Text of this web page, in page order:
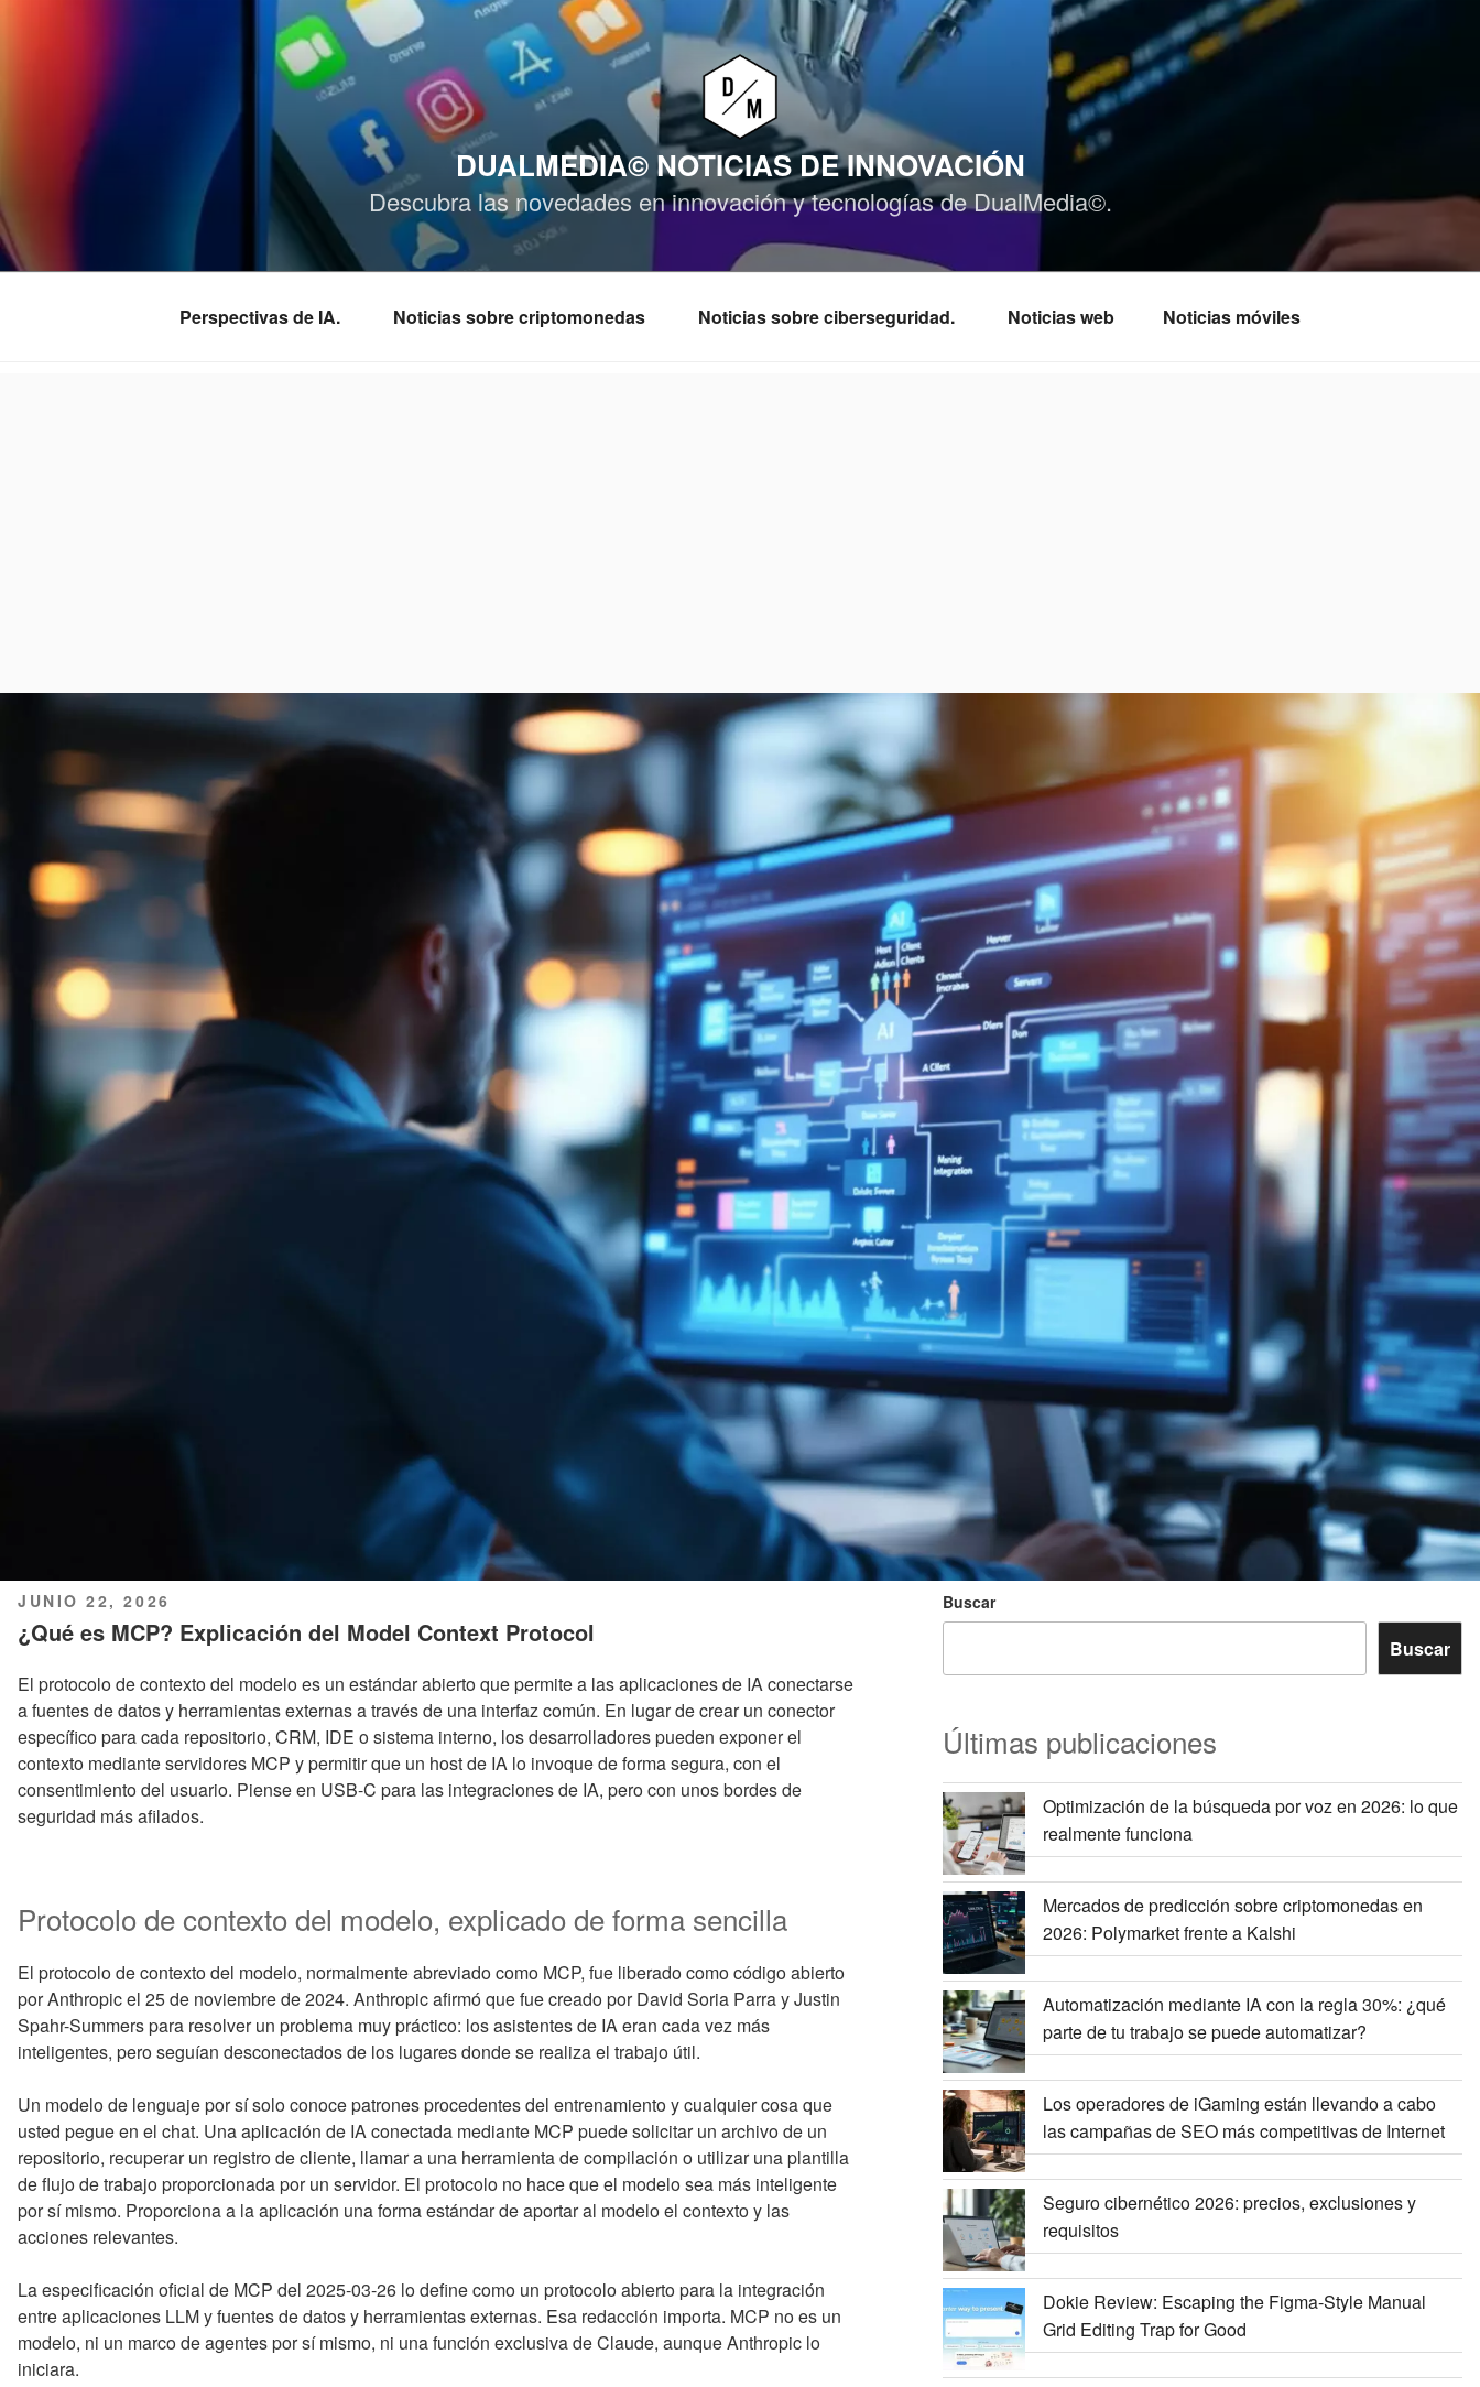
DUALMEDIA© NOTICIAS DE INNOVACIÓN
Descubra las novedades en innovación y tecnologías de DualMedia©.
Perspectivas de IA. Noticias sobre criptomonedas Noticias sobre ciberseguridad. Noticias web Noticias móviles
PUBLICADO
EL
JUNIO 22, 2026
¿Qué es MCP? Explicación del Model Context Protocol
El protocolo de contexto del modelo es un estándar abierto que permite a las aplicaciones de IA conectarse
a fuentes de datos y herramientas externas a través de una interfaz común. En lugar de crear un conector
específico para cada repositorio, CRM, IDE o sistema interno, los desarrolladores pueden exponer el
contexto mediante servidores MCP y permitir que un host de IA lo invoque de forma segura, con el
consentimiento del usuario. Piense en USB-C para las integraciones de IA, pero con unos bordes de
seguridad más afilados.
Protocolo de contexto del modelo, explicado de forma sencilla
El protocolo de contexto del modelo, normalmente abreviado como MCP, fue liberado como código abierto
por Anthropic el 25 de noviembre de 2024. Anthropic afirmó que fue creado por David Soria Parra y Justin
Spahr-Summers para resolver un problema muy práctico: los asistentes de IA eran cada vez más
inteligentes, pero seguían desconectados de los lugares donde se realiza el trabajo útil.
Un modelo de lenguaje por sí solo conoce patrones procedentes del entrenamiento y cualquier cosa que
usted pegue en el chat. Una aplicación de IA conectada mediante MCP puede solicitar un archivo de un
repositorio, recuperar un registro de cliente, llamar a una herramienta de compilación o utilizar una plantilla
de flujo de trabajo proporcionada por un servidor. El protocolo no hace que el modelo sea más inteligente
por sí mismo. Proporciona a la aplicación una forma estándar de aportar al modelo el contexto y las
acciones relevantes.
La especificación oficial de MCP del 2025-03-26 lo define como un protocolo abierto para la integración
entre aplicaciones LLM y fuentes de datos y herramientas externas. Esa redacción importa. MCP no es un
modelo, ni un marco de agentes por sí mismo, ni una función exclusiva de Claude, aunque Anthropic lo
iniciara.
Buscar
Buscar
Últimas publicaciones
Optimización de la búsqueda por voz en 2026: lo que
realmente funciona
Mercados de predicción sobre criptomonedas en
2026: Polymarket frente a Kalshi
Automatización mediante IA con la regla 30%: ¿qué
parte de tu trabajo se puede automatizar?
Los operadores de iGaming están llevando a cabo
las campañas de SEO más competitivas de Internet
Seguro cibernético 2026: precios, exclusiones y
requisitos
Dokie Review: Escaping the Figma-Style Manual
Grid Editing Trap for Good